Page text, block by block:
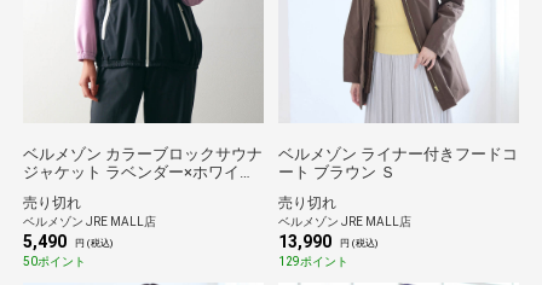
ベルメゾン カラーブロックサウナ
ジャケット ラベンダー×ホワイト
売り切れ
ベルメゾン JRE MALL店
5,490 円 (税込)
50ポイント
ベルメゾン ライナー付きフードコ
ート ブラウン Ｓ
売り切れ
ベルメゾン JRE MALL店
13,990 円 (税込)
129ポイント